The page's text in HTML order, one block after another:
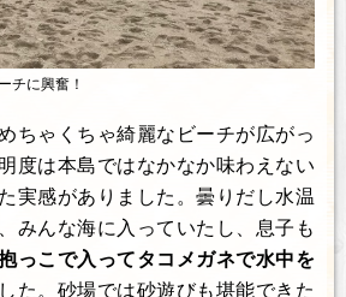
チに興奮！
ちゃくちゃ綺麗なビーチが広がっ
度は本島ではなかなか味わえない
実感がありました。曇りだし水温
みんな海に入っていたし、息子も
っこで入ってタコメガネで水中を
た。砂場では砂遊びも堪能できた